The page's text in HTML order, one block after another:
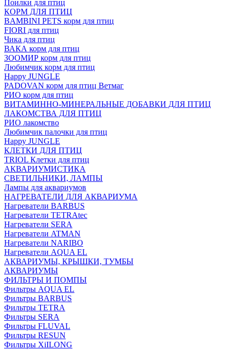
Поилки для птиц
КОРМ ДЛЯ ПТИЦ
BAMBINI PETS корм для птиц
FIORI для птиц
Чика для птиц
ВАКА корм для птиц
ЗООМИР корм для птиц
Любимчик корм для птиц
Happy JUNGLE
PADOVAN корм для птиц Ветмаг
РИО корм для птиц
ВИТАМИННО-МИНЕРАЛЬНЫЕ ДОБАВКИ ДЛЯ ПТИЦ
ЛАКОМСТВА ДЛЯ ПТИЦ
РИО лакомство
Любимчик палочки для птиц
Happy JUNGLE
КЛЕТКИ ДЛЯ ПТИЦ
TRIOL Клетки для птиц
АКВАРИУМИСТИКА
СВЕТИЛЬНИКИ, ЛАМПЫ
Лампы для аквариумов
НАГРЕВАТЕЛИ ДЛЯ АКВАРИУМА
Нагреватели BARBUS
Нагреватели TETRAtec
Нагреватели SERA
Нагреватели ATMAN
Нагреватели NARIBO
Нагреватели AQUA EL
АКВАРИУМЫ, КРЫШКИ, ТУМБЫ
АКВАРИУМЫ
ФИЛЬТРЫ И ПОМПЫ
Фильтры AQUA EL
Фильтры BARBUS
Фильтры ТETRA
Фильтры SERA
Фильтры FLUVAL
Фильтры RESUN
Фильтры XiILONG